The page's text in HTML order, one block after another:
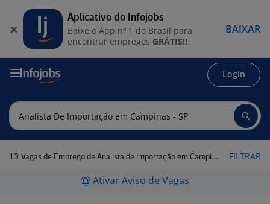
Login
13 Vagas de Emprego de Analista de Importação em Campinas - SP FILTRAR
Ativar Aviso de Vagas
Aplicativo do Infojobs
Baixe o App nº 1 do Brasil para
encontrar empregos GRÁTIS!!
BAIXAR